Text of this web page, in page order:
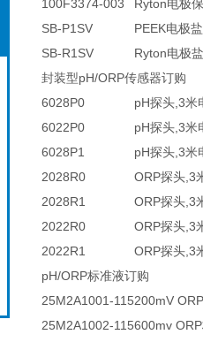
100F3374-003
Ryton电极
SB-P1SV
PEEK电极
SB-R1SV
Ryton电极
封装型pH/ORP传感器订购
6028P0
pH探头,3米
6022P0
pH探头,3米
6028P1
pH探头,3米
2028R0
ORP探头,3
2028R1
ORP探头,3
2022R0
ORP探头,3
2022R1
ORP探头,3
pH/ORP标准液订购
25M2A1001-115200mV
25M2A1002-115600mv